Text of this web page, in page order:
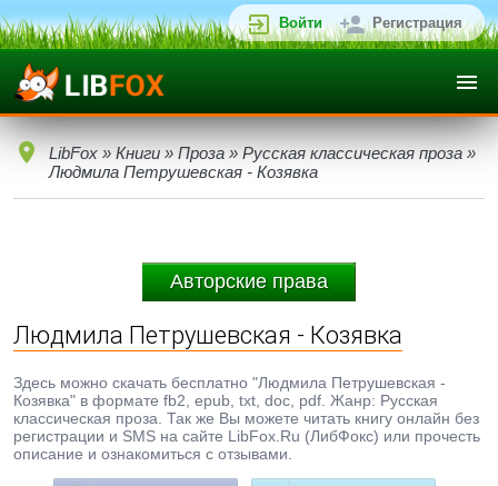
Войти Регистрация
LibFox » Книги » Проза » Русская классическая проза »
Людмила Петрушевская - Козявка
Авторские права
Людмила Петрушевская - Козявка
Здесь можно скачать бесплатно "Людмила Петрушевская -
Козявка" в формате fb2, epub, txt, doc, pdf. Жанр: Русская
классическая проза. Так же Вы можете читать книгу онлайн без
регистрации и SMS на сайте LibFox.Ru (ЛибФокс) или прочесть
описание и ознакомиться с отзывами.